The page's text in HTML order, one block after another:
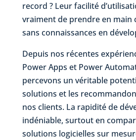
record ? Leur facilité
vraiment de prendre en main
sans connaissances en
Depuis nos récentes
Power Apps et Power
percevons un véritable
solutions et les
nos clients. La rapidité de
indéniable, surtout en
solutions logicielles sur